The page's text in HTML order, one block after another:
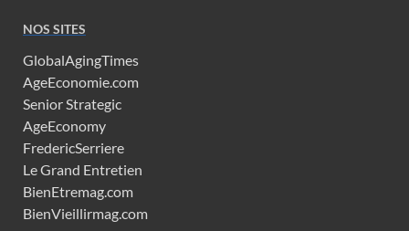
NOS SITES
GlobalAgingTimes
AgeEconomie.com
Senior Strategic
AgeEconomy
FredericSerriere
Le Grand Entretien
BienEtremag.com
BienVieillirmag.com